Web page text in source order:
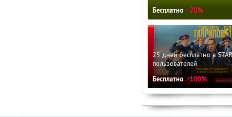
Бесплатно -20%
25 дней бесплатно в
пользователей
Бесплатно -100%